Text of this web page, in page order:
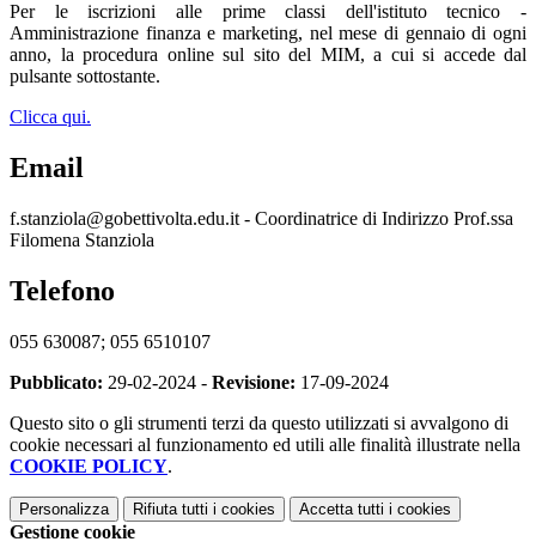
Per le iscrizioni alle prime classi dell'istituto tecnico -
Amministrazione finanza e marketing, nel mese di gennaio di ogni
anno, la procedura online sul sito del MIM, a cui si accede dal
pulsante sottostante.
Clicca qui.
Email
f.stanziola@gobettivolta.edu.it - Coordinatrice di Indirizzo Prof.ssa
Filomena Stanziola
Telefono
055 630087; 055 6510107
Pubblicato: 29-02-2024 - Revisione: 17-09-2024
Questo sito o gli strumenti terzi da questo utilizzati si avvalgono di
cookie necessari al funzionamento ed utili alle finalità illustrate nella
COOKIE POLICY.
Personalizza Rifiuta tutti i cookies Accetta tutti i cookies
Gestione cookie